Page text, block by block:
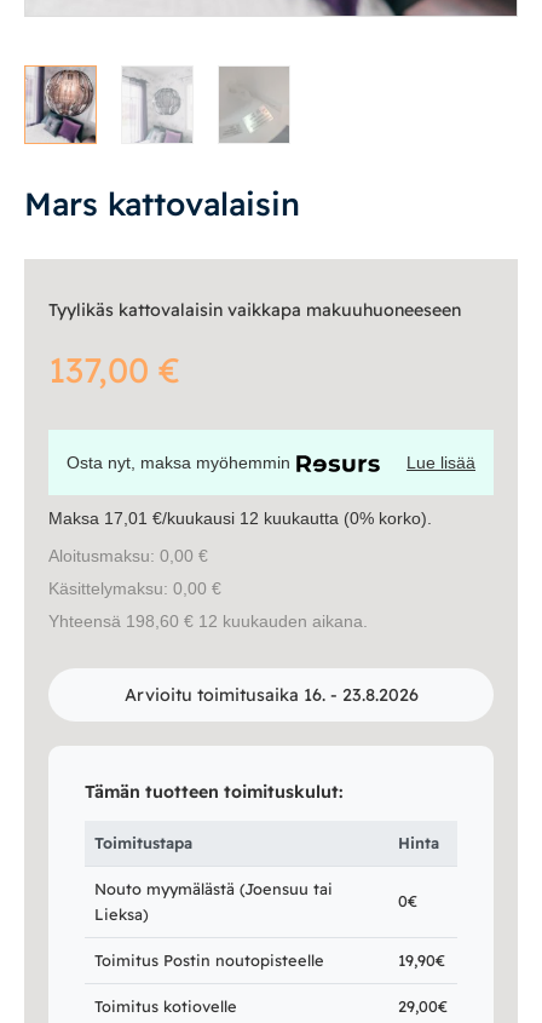
Ulkokalusteet
Valaisimet
Vuodesohvat
Senioreille
Oma tili | Yhteystiedot | Ostoskori
Mars kattovalaisin
Tyylikäs kattovalaisin vaikkapa makuuhuoneeseen
137,00 €
Osta nyt, maksa myöhemmin Lue lisää
Maksa 17,01 €/kuukausi 12 kuukautta (0% korko).
Aloitusmaksu: 0,00 €
Käsittelymaksu: 0,00 €
Yhteensä 198,60 € 12 kuukauden aikana.
Arvioitu toimitusaika 16. - 23.8.2026
Tämän tuotteen toimituskulut:
Toimitustapa Hinta
Nouto myymälästä (Joensuu tai
Lieksa)
0€
Toimitus Postin noutopisteelle 19,90€
Toimitus kotiovelle 29,00€